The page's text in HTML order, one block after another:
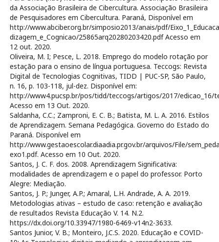
da Associação Brasileira de Cibercultura. Associação Brasileira
de Pesquisadores em Cibercultura. Paraná, Disponível em
http://www.abciber.org.br/simposio2013/anais/pdf/
dizagem_e_Cognicao/25865arq20280203420.pdf Acesso em
12 out. 2020.
Oliveira, M. I; Pesce, L. 2018. Emprego do modelo rotação por
estação para o ensino de língua portuguesa. Teccogs: Revista
Digital de Tecnologias Cognitivas, TIDD | PUC-SP, São Paulo,
n. 16, p. 103-118, jul-dez. Disponível em:
http://www4.pucsp.br/pos/tidd/teccogs/artigos/2017/edicao_16/
Acesso em 13 Out. 2020.
Saldanha, C.C.; Zamproni, E. C. B.; Batista, M. L. A. 2016. Estilos
de Aprendizagem. Semana Pedagógica. Governo do Estado do
Paraná. Disponível em
http://www.gestaoescolar.diaadia.pr.gov.br/arquivos/File/
exo1.pdf. Acesso em 10 Out. 2020.
Santos, J. C. F. dos. 2008. Aprendizagem Significativa:
modalidades de aprendizagem e o papel do professor. Porto
Alegre: Mediação.
Santos, J. P.; Junger, A.P.; Amaral, L.H. Andrade, A. A. 2019.
Metodologias ativas – estudo de caso: retenção e avaliação
de resultados Revista Educação V. 14. N.2.
https://dx.doi.org/10.33947/1980-6469-v14n2-3633.
Santos Junior, V. B.; Monteiro, J.C.S. 2020. Educação e COVID-